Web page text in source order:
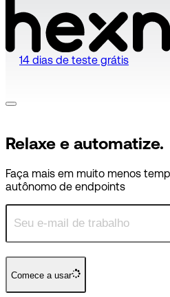
14 dias de teste grátis
Relaxe e automatize.
Faça mais em muito menos
autônomo de endpoints
Comece a usar